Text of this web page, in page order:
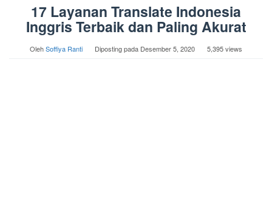
17 Layanan Translate Indonesia
Inggris Terbaik dan Paling Akurat
OlehSoffiya Ranti Diposting pada Desember 5, 2020 5,395 views